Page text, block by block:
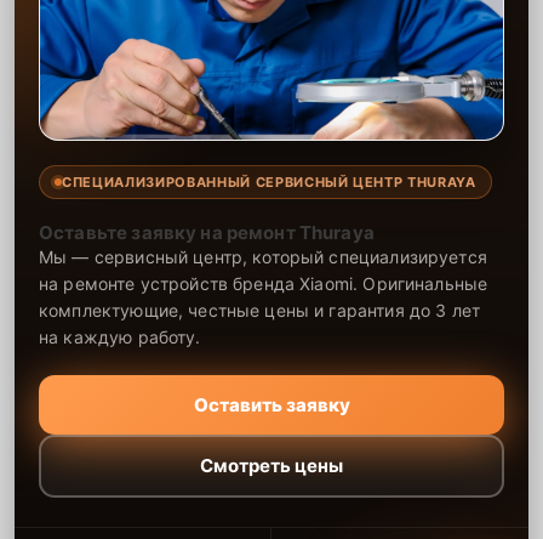
СПЕЦИАЛИЗИРОВАННЫЙ СЕРВИСНЫЙ ЦЕНТР THURAYA
Оставьте заявку на ремонт Thuraya
Мы — сервисный центр, который специализируется
на ремонте устройств бренда Xiaomi. Оригинальные
комплектующие, честные цены и гарантия до 3 лет
на каждую работу.
Оставить заявку
Смотреть цены